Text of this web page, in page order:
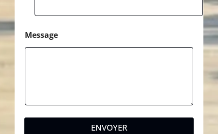
Message
ENVOYER